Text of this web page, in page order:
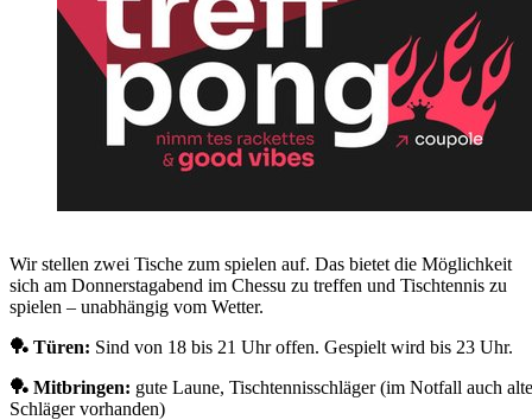
Wir stellen zwei Tische zum spielen auf. Das bietet die Möglichkeit
sich am Donnerstagabend im Chessu zu treffen und Tischtennis zu
spielen – unabhängig vom Wetter.
🏓 Türen: Sind von 18 bis 21 Uhr offen. Gespielt wird bis 23 Uhr.
🏓 Mitbringen: gute Laune, Tischtennisschläger (im Notfall auch alte
Schläger vorhanden)